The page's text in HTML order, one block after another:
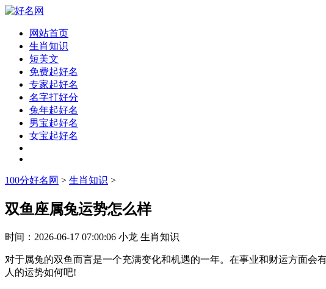
网站首页
生肖知识
短美文
免费起好名
专家起好名
名字打好分
兔年起好名
男宝起好名
女宝起好名
100分好名网 > 生肖知识 >
双鱼座属兔运势怎么样
时间： 2026-06-17 07:00:06 小龙 生肖知识
对于属兔的双鱼而言是一个充满变化和机遇的一年。在事业和财运方面
人的运势如何吧!